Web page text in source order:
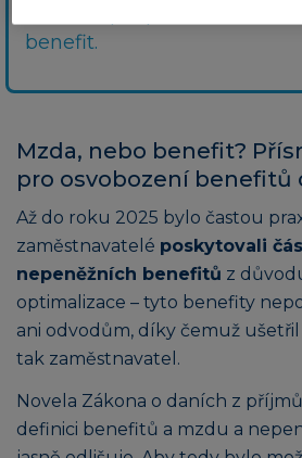
benefit.
Mzda, nebo benefit?
pro osvobození benefitů
Až do roku 2025 bylo častou
zaměstnavatelé poskytovali
nepeněžních benefitů z
optimalizace – tyto benefity
ani odvodům, díky čemuž
tak zaměstnavatel.
Novela Zákona o daních z
definici benefitů a mzdu a